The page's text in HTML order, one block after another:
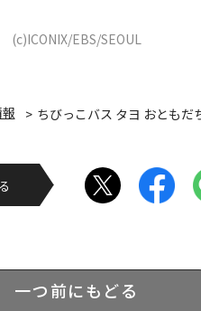
(c)ICONIX/EBS/SEOUL
ちびっこバス タヨ おともだ
一つ前にもどる